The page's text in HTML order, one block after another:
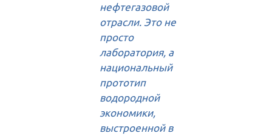
нефтегазовой
отрасли. Это не
просто
лаборатория, а
национальный
прототип
водородной
экономики,
выстроенной в